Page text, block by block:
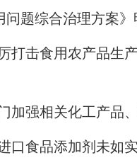
题综合治理方案》
击食用农产品生
强相关化工产品、
食品添加剂未如实